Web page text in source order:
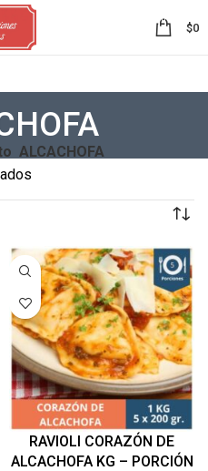
0
$0
ALCACHOFA
RAVIOLI CORAZÓN DE
ALCACHOFA KG – PORCIÓN